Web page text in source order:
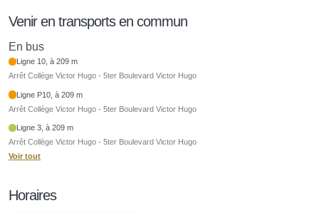
Venir en transports en commun
En bus
Ligne 10, à 209 m
Arrêt Collège Victor Hugo - 5ter Boulevard Victor Hugo
Ligne P10, à 209 m
Arrêt Collège Victor Hugo - 5ter Boulevard Victor Hugo
Ligne 3, à 209 m
Arrêt Collège Victor Hugo - 5ter Boulevard Victor Hugo
Voir tout
Horaires